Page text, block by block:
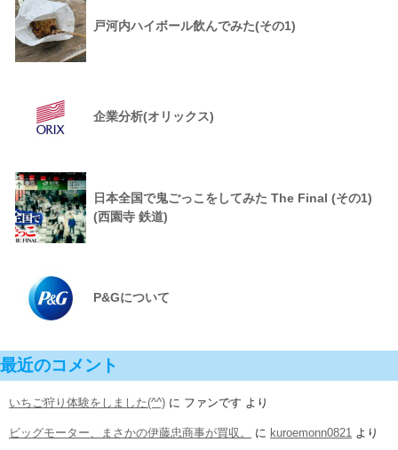
戸河内ハイボール飲んでみた(その1)
企業分析(オリックス)
日本全国で鬼ごっこをしてみた The Final (その1)
(西園寺 鉄道)
P&Gについて
最近のコメント
いちご狩り体験をしました(^^) に ファンです より
ビッグモーター、まさかの伊藤忠商事が買収。 に kuroemonn0821 より